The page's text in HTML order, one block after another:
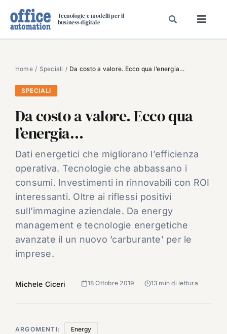
Tecnologie e modelli per il
business digitale
SPECIAL PAPER
TAVOLE ROTONDE DI REDAZIONE
CARRIERE
VIDEO
EVENTI
CHI SIAMO
Home Speciali Da costo a valore. Ecco qua l’energia…
SPECIALI
Da costo a valore. Ecco qua
l’energia…
Dati energetici che migliorano l’efficienza
operativa. Tecnologie che abbassano i
consumi. Investimenti in rinnovabili con ROI
interessanti. Oltre ai riflessi positivi
sull’immagine aziendale. Da energy
management e tecnologie energetiche
avanzate il un nuovo ‘carburante’ per le
imprese.
Michele Ciceri 18 Ottobre 2019 13 min di lettura
ARGOMENTI: Energy